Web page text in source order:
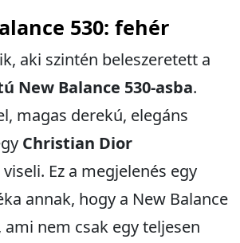
530: fehér
aki szintén beleszeretett a
New Balance 530-asba.
magas derekú, elegáns
Christian Dior
viseli. Ez a megjelenés egy
annak, hogy a New Balance
ami nem csak egy teljesen